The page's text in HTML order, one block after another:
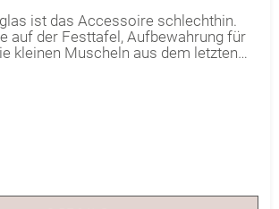
ist das Accessoire schlechthin.
auf der Festtafel, Aufbewahrung für
kleinen Muscheln aus dem letzten